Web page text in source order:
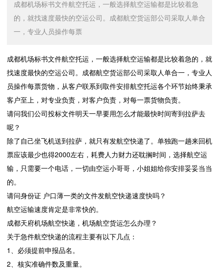
成都机场标书文件航空托运，一般选择航空运输都是比较着急
的，就找速度最快的空运公司。成都航空货运部公司采取人单合
一，专业人员操作每票
成都机场标书文件航空托运，一般选择航空运输都是比较着急的，就
找速度最快的空运公司。成都航空货运部公司采取人单合一，专业人
员操作每票货物，从客户联系到取件安排航空托运各个环节始终秉承
客户至上，对专业负责，对客户负责，对每一票货物负责。
请问我们公司投标文件明天一早要用怎么才能最快时间寄到拉萨去
呢？
除了自己坐飞机送到拉萨，就只有发航空快递了。单独跑一趟来回机
票应该最少也得2000左右，耗费人力财力还耽搁时间，选择航空运
输，只需要一个电话，一切由空运小哥哥，小姐姐给你安排妥妥当当
的。
请问身份证 户口薄一类的文件发航空快递速度快吗？
航空运输速度肯定是非常快的。
成都天府机场航空快递，机场航空货运怎么办理？
关于急件航空快递的流程主要有以下几点：
1、必须提前申报品名。
2、核实准确件数及重量。